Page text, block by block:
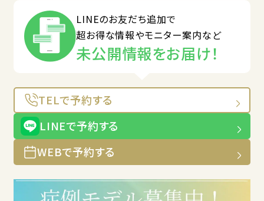
LINEのお友だち追加で
超お得な情報やモニター案内など
未公開情報をお届け！
TELで予約する
LINEで予約する
WEBで予約する